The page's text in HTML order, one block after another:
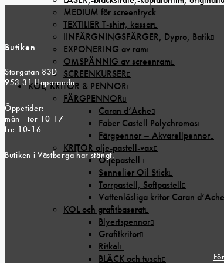
MEDIUM för screentryck
TEXTILIER T-shirt, kassar
IINFÄRGNINGSFÄRGER, Dypro, Batik
EXPONERING av ram
OMSPÄNNIG av screenram
SCREENKURSER
KOL, KRITOR & PENNOR
FÄRGPENNOR
Caran d’Ache
Faber Castell Polychromos
Färgpennor – Akvarellpennor
KRITOR olje-pastell-vax
Oljepastell
Sennelier Oil Stick
Torrpastell, Softpastell
Vattenlösliga kritor Caran
KOL och grafitbaserat
Blyertspennor
Grafitkritor
Ritkol
BLÄCK och tusch
Butiken
Storgatan 83D
953 31 Haparanda
Öppetider:
mån - tor 10-17
fre 10-16
Butiken i Västberga har stängt.